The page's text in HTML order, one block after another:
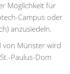
Möglichkeit für
Campus oder
anzusiedeln.
von Münster wird
Paulus-Dom